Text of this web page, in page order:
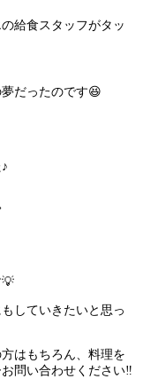
給食スタッフがタッ
だったのです😆
していきたいと思っ
はもちろん、料理を
問い合わせください‼️